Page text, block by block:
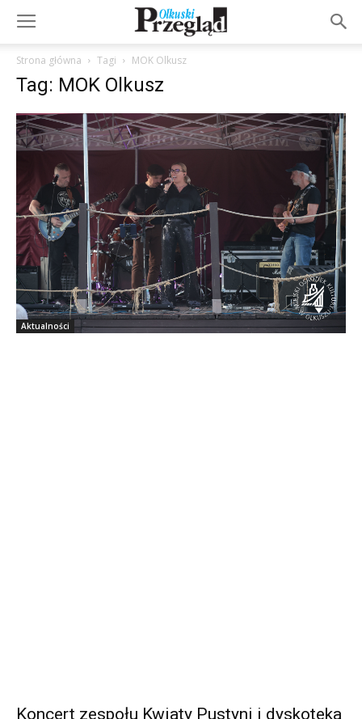
Strona główna Tagi MOK Olkusz
Tag: MOK Olkusz
Aktualności
Koncert zespołu Kwiaty Pustyni i dyskoteka